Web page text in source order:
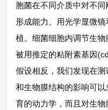
胞菌在不同介质中对不
形成能力。用光学显微
植。细菌细胞内调节生
被用推定的粘附素基因
假设相反，我们发现在
和生物膜结构的影响可
育的动力学，而且对生